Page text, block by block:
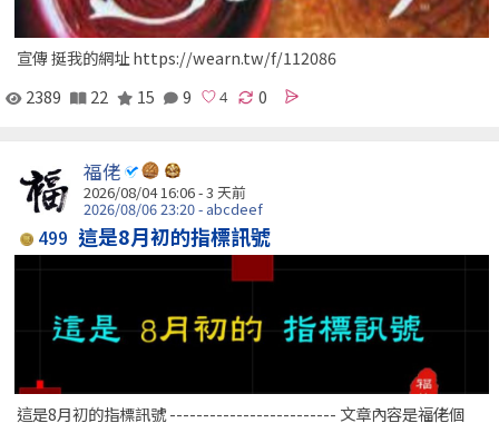
宣傳 挺我的網址 https://wearn.tw/f/112086
2389
22 15 9 0
福佬
2026/08/04 16:06 - 3 天前
2026/08/06 23:20 - abcdeef
499 這是8月初的指標訊號
這是8月初的指標訊號 ------------------------- 文章內容是福佬個